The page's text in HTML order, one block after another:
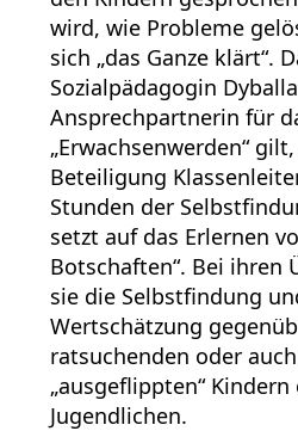
wird, wie Probleme
sich „das Ganze klärt“.
Sozialpädagogin
Ansprechpartnerin für
„Erwachsenwerden“
Beteiligung
Stunden der
setzt auf das Erlernen
Botschaften“. Bei ihren
sie die Selbstfindung
Wertschätzung
ratsuchenden oder
„ausgeflippten“ Kindern
Jugendlichen.